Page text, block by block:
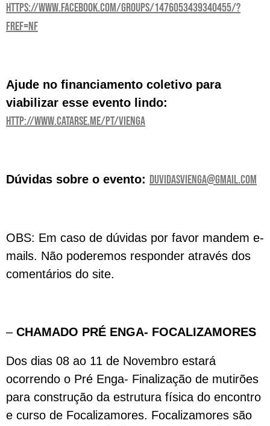
https://www.facebook.com/groups/1476053439340455/?
fref=nf
Ajude no financiamento coletivo para
viabilizar esse evento lindo:
http://www.catarse.me/pt/vienga
Dúvidas sobre o evento: duvidasvienga@gmail.com
OBS: Em caso de dúvidas por favor mandem e-
mails. Não poderemos responder através dos
comentários do site.
– CHAMADO PRÉ ENGA- FOCALIZAMORES
Dos dias 08 ao 11 de Novembro estará
ocorrendo o Pré Enga- Finalização de mutirões
para construção da estrutura física do encontro
e curso de Focalizamores. Focalizamores são